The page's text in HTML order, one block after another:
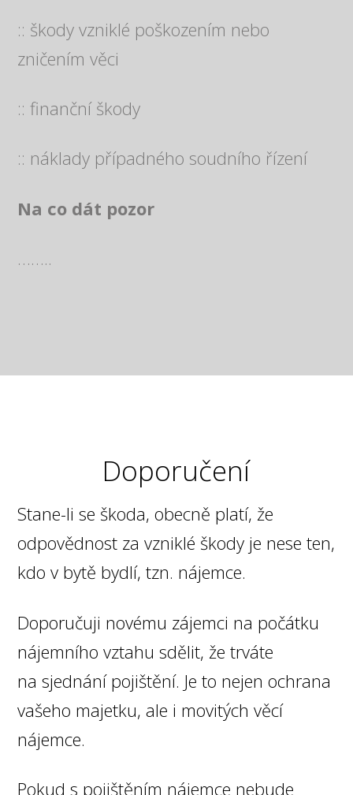
:: škody vzniklé poškozením nebo
zničením věci
:: finanční škody
:: náklady případného soudního řízení
Na co dát pozor
……..
Doporučení
Stane-li se škoda, obecně platí, že
odpovědnost za vzniklé škody je nese ten,
kdo v bytě bydlí, tzn. nájemce.
Doporučuji novému zájemci na počátku
nájemního vztahu sdělit, že trváte
na sjednání pojištění. Je to nejen ochrana
vašeho majetku, ale i movitých věcí
nájemce.
Pokud s pojištěním nájemce nebude